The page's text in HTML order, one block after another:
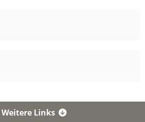
Weitere Links